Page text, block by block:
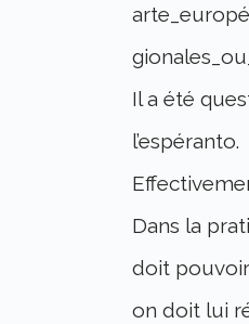
Il a été
l’espéranto.
Dans la
doit pouvoir
on doit lui